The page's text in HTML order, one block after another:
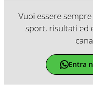
Vuoi essere
sport, risultati ed
Entra